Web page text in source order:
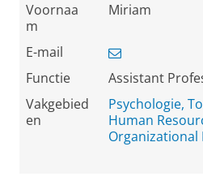
Voornaa
m
Miriam
E-mail
Functie
Assistant
Vakgebied
en
Psychologie,
Human
Organizational